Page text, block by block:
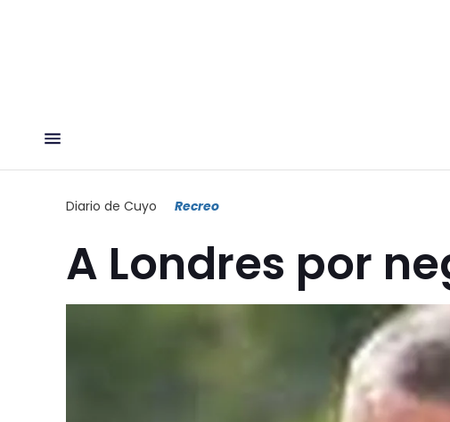
Diario de Cuyo Recreo
A Londres por